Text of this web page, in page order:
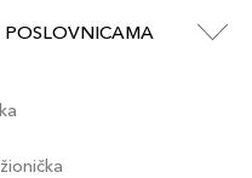
POSLOVNICAMA